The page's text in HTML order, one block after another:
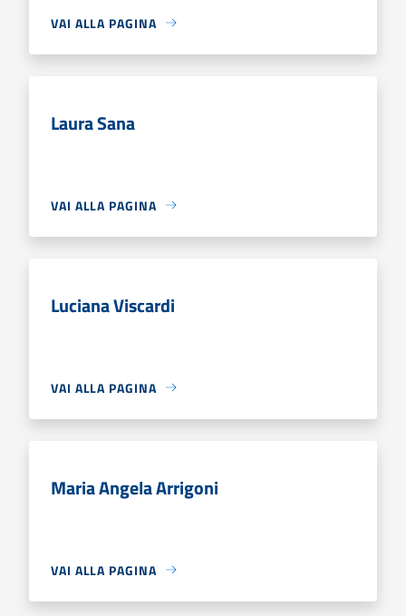
VAI ALLA PAGINA
Laura Sana
VAI ALLA PAGINA
Luciana Viscardi
VAI ALLA PAGINA
Maria Angela Arrigoni
VAI ALLA PAGINA